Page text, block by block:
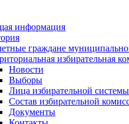
информация
граждане
избирательная
Новости
Выборы
Лица избирательной системы
Состав избирательной
Документы